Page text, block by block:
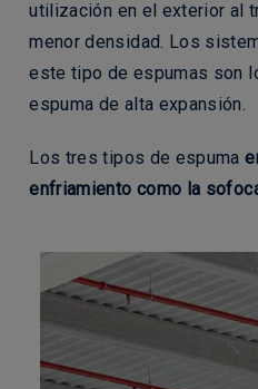
utilización en el exterior al
menor densidad. Los
este tipo de espumas son
espuma de alta expansión.
Los tres tipos de espuma
enfriamiento como la